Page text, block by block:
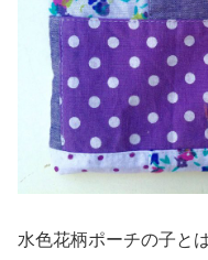
水色花柄ポーチの子と